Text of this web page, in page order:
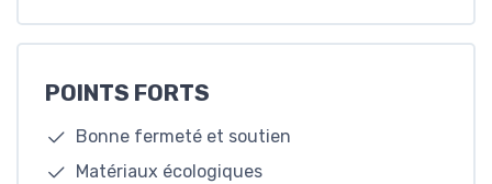
POINTS FORTS
Bonne fermeté et soutien
Matériaux écologiques